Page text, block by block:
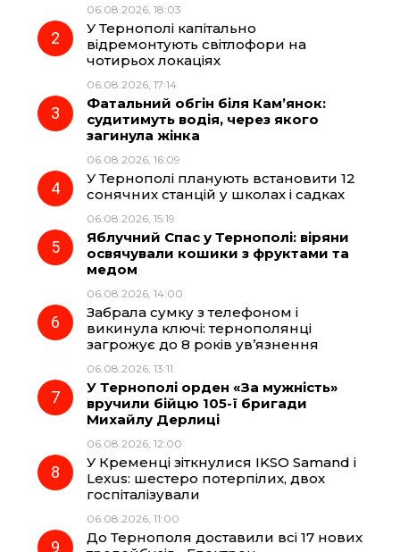
o
k
r
a
m
A
06.08.2026, 18:03
У Тернополі капітально
відремонтують світлофори на
чотирьох локаціях
06.08.2026, 17:14
Фатальний обгін біля Кам’янок:
судитимуть водія, через якого
загинула жінка
06.08.2026, 16:09
У Тернополі планують встановити 12
сонячних станцій у школах і садках
06.08.2026, 15:19
Яблучний Спас у Тернополі: віряни
освячували кошики з фруктами та
медом
06.08.2026, 14:00
Забрала сумку з телефоном і
викинула ключі: тернополянці
загрожує до 8 років ув’язнення
06.08.2026, 13:11
У Тернополі орден «За мужність»
вручили бійцю 105-ї бригади
Михайлу Дерлиці
06.08.2026, 12:00
У Кременці зіткнулися IKSO Samand і
Lexus: шестеро потерпілих, двох
госпіталізували
06.08.2026, 11:00
До Тернополя доставили всі 17 нових